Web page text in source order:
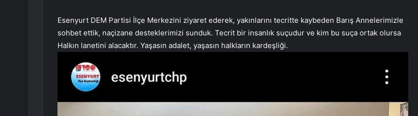
Esenyurt DEM Partisi İlçe Merkezini ziyaret ederek, yakınlarını tecritte kaybeden Barış Annelerimizle
sohbet ettik, naçizane desteklerimizi sunduk. Tecrit bir insanlık suçudur ve kim bu suça ortak olursa
Halkın lanetini alacaktır. Yaşasın adalet, yaşasın halkların kardeşliği.